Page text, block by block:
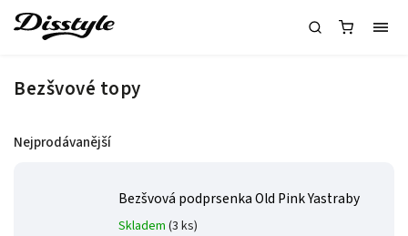
Bezšvové topy
Nejprodávanější
Bezšvová podprsenka Old Pink Yastraby
Skladem (3 ks)